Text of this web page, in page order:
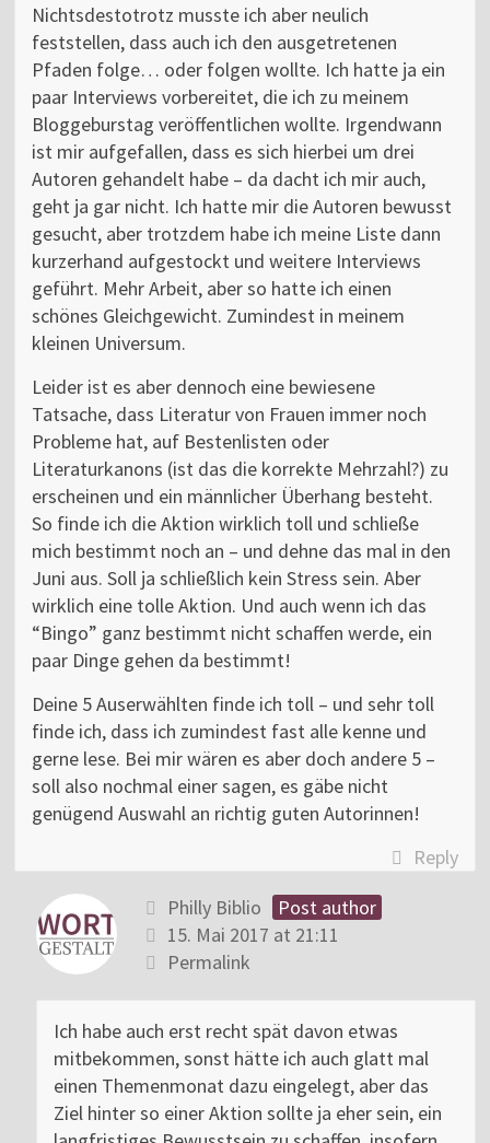
Nichtsdestotrotz musste ich aber neulich
feststellen, dass auch ich den ausgetretenen
Pfaden folge… oder folgen wollte. Ich hatte ja ein
paar Interviews vorbereitet, die ich zu meinem
Bloggeburstag veröffentlichen wollte. Irgendwann
ist mir aufgefallen, dass es sich hierbei um drei
Autoren gehandelt habe – da dacht ich mir auch,
geht ja gar nicht. Ich hatte mir die Autoren bewusst
gesucht, aber trotzdem habe ich meine Liste dann
kurzerhand aufgestockt und weitere Interviews
geführt. Mehr Arbeit, aber so hatte ich einen
schönes Gleichgewicht. Zumindest in meinem
kleinen Universum.
Leider ist es aber dennoch eine bewiesene
Tatsache, dass Literatur von Frauen immer noch
Probleme hat, auf Bestenlisten oder
Literaturkanons (ist das die korrekte Mehrzahl?) zu
erscheinen und ein männlicher Überhang besteht.
So finde ich die Aktion wirklich toll und schließe
mich bestimmt noch an – und dehne das mal in den
Juni aus. Soll ja schließlich kein Stress sein. Aber
wirklich eine tolle Aktion. Und auch wenn ich das
“Bingo” ganz bestimmt nicht schaffen werde, ein
paar Dinge gehen da bestimmt!
Deine 5 Auserwählten finde ich toll – und sehr toll
finde ich, dass ich zumindest fast alle kenne und
gerne lese. Bei mir wären es aber doch andere 5 –
soll also nochmal einer sagen, es gäbe nicht
genügend Auswahl an richtig guten Autorinnen!
Reply
Philly Biblio
Post author
15. Mai 2017 at 21:11
Permalink
Ich habe auch erst recht spät davon etwas
mitbekommen, sonst hätte ich auch glatt mal
einen Themenmonat dazu eingelegt, aber das
Ziel hinter so einer Aktion sollte ja eher sein, ein